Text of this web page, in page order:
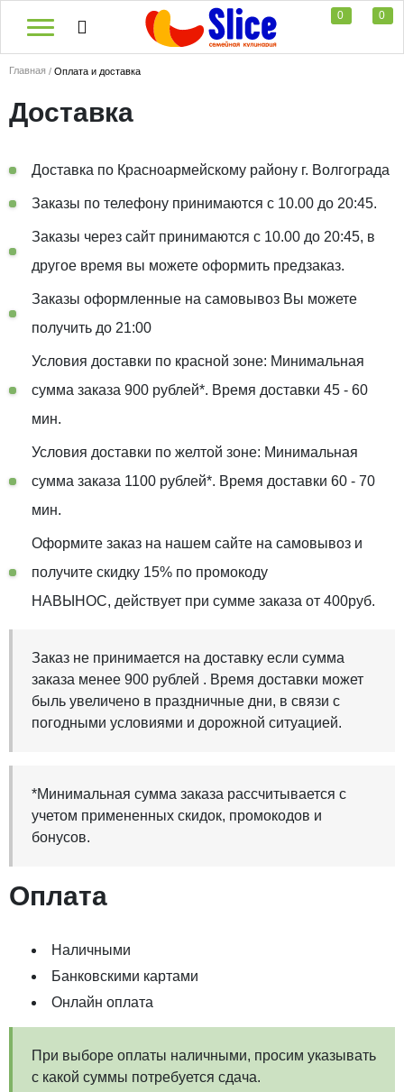
0 0
Главная Оплата и доставка
Доставка
Доставка по Красноармейскому району г. Волгограда
Заказы по телефону принимаются с 10.00 до 20:45.
Заказы через сайт принимаются с 10.00 до 20:45, в
другое время вы можете оформить предзаказ.
Заказы оформленные на самовывоз Вы можете
получить до 21:00
Условия доставки по красной зоне: Минимальная
сумма заказа 900 рублей*. Время доставки 45 - 60
мин.
Условия доставки по желтой зоне: Минимальная
сумма заказа 1100 рублей*. Время доставки 60 - 70
мин.
Оформите заказ на нашем сайте на самовывоз и
получите скидку 15% по промокоду
НАВЫНОС, действует при сумме заказа от 400руб.
Заказ не принимается на доставку если сумма
заказа менее 900 рублей . Время доставки может
быль увеличено в праздничные дни, в связи с
погодными условиями и дорожной ситуацией.
*Минимальная сумма заказа рассчитывается с
учетом примененных скидок, промокодов и
бонусов.
Оплата
Наличными
Банковскими картами
Онлайн оплата
При выборе оплаты наличными, просим указывать
с какой суммы потребуется сдача.